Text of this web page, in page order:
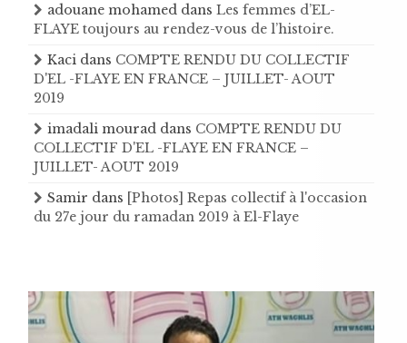
adouane mohamed dans Les femmes d’EL-
FLAYE toujours au rendez-vous de l’histoire .
Kaci dans COMPTE RENDU DU COLLECTIF
D'EL -FLAYE EN FRANCE – JUILLET- AOUT
2019
imadali mourad dans COMPTE RENDU DU
COLLECTIF D'EL -FLAYE EN FRANCE –
JUILLET- AOUT 2019
Samir dans [Photos] Repas collectif à l'occasion
du 27e jour du ramadan 2019 à El-Flaye